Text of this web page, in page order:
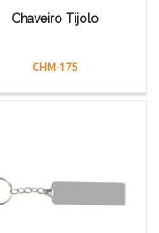
Chaveiro Tijolo
CHM-175